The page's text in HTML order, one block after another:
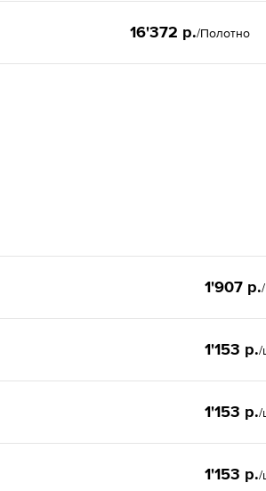
16'372 р./Полотно
1'907 р.
1'153 р./
1'153 р./
1'153 р./